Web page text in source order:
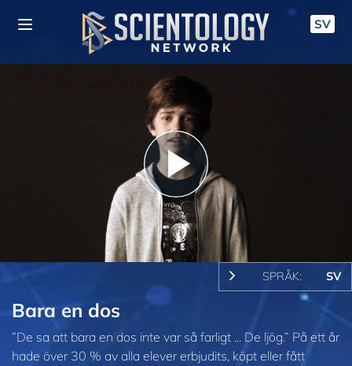
SV
Play
Video
SPRÅK: SV
Bara en dos
”De sa att bara en dos inte var så farligt ... De ljög.” På ett år
hade över 30 % av alla elever erbjudits, köpt eller fått